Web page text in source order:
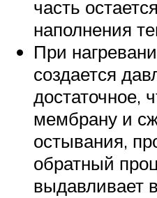
часть
наполнения
При
создается
достаточное,
мембрану и
остывания,
обратный
выдавливает